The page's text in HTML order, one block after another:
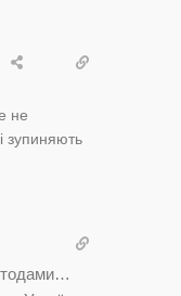
не
зупиняють